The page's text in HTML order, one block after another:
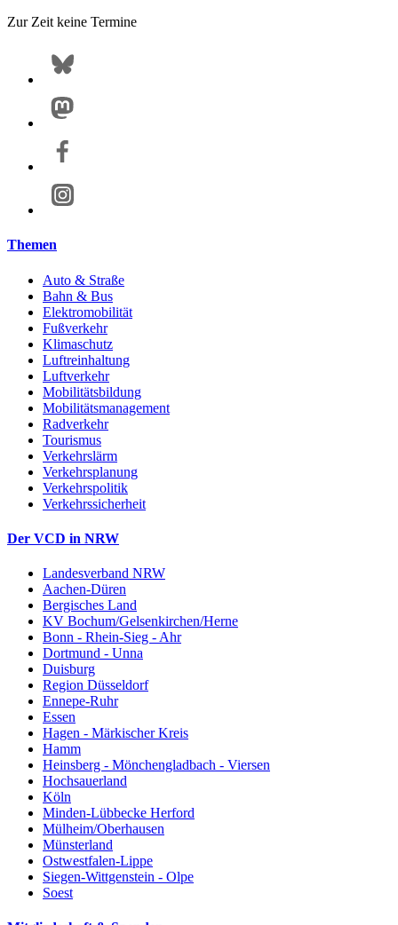
Zur Zeit keine Termine
Themen
Auto & Straße
Bahn & Bus
Elektromobilität
Fußverkehr
Klimaschutz
Luftreinhaltung
Luftverkehr
Mobilitätsbildung
Mobilitätsmanagement
Radverkehr
Tourismus
Verkehrslärm
Verkehrsplanung
Verkehrspolitik
Verkehrssicherheit
Der VCD in NRW
Landesverband NRW
Aachen-Düren
Bergisches Land
KV Bochum/Gelsenkirchen/Herne
Bonn - Rhein-Sieg - Ahr
Dortmund - Unna
Duisburg
Region Düsseldorf
Ennepe-Ruhr
Essen
Hagen - Märkischer Kreis
Hamm
Heinsberg - Mönchengladbach - Viersen
Hochsauerland
Köln
Minden-Lübbecke Herford
Mülheim/Oberhausen
Münsterland
Ostwestfalen-Lippe
Siegen-Wittgenstein - Olpe
Soest